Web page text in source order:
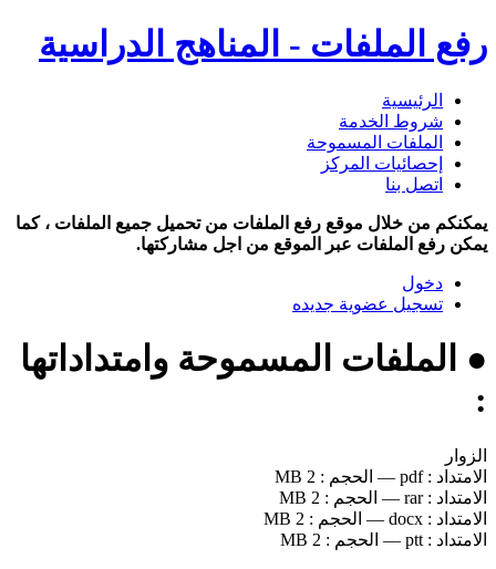
رفع الملفات - المناهج الدراسية
الرئيسية
شروط الخدمة
الملفات المسموحة
إحصائيات المركز
اتصل بنا
يمكنكم من خلال موقع رفع الملفات من تحميل جميع الملفات ، كما
يمكن رفع الملفات عبر الموقع من اجل مشاركتها.
دخول
تسجيل عضوية جديده
● الملفات المسموحة وامتداداتها
:
الزوار
الامتداد :pdf
— الحجم : 2 MB
الامتداد :rar
— الحجم : 2 MB
الامتداد : docx
— الحجم : 2 MB
الامتداد : ptt
— الحجم : 2 MB